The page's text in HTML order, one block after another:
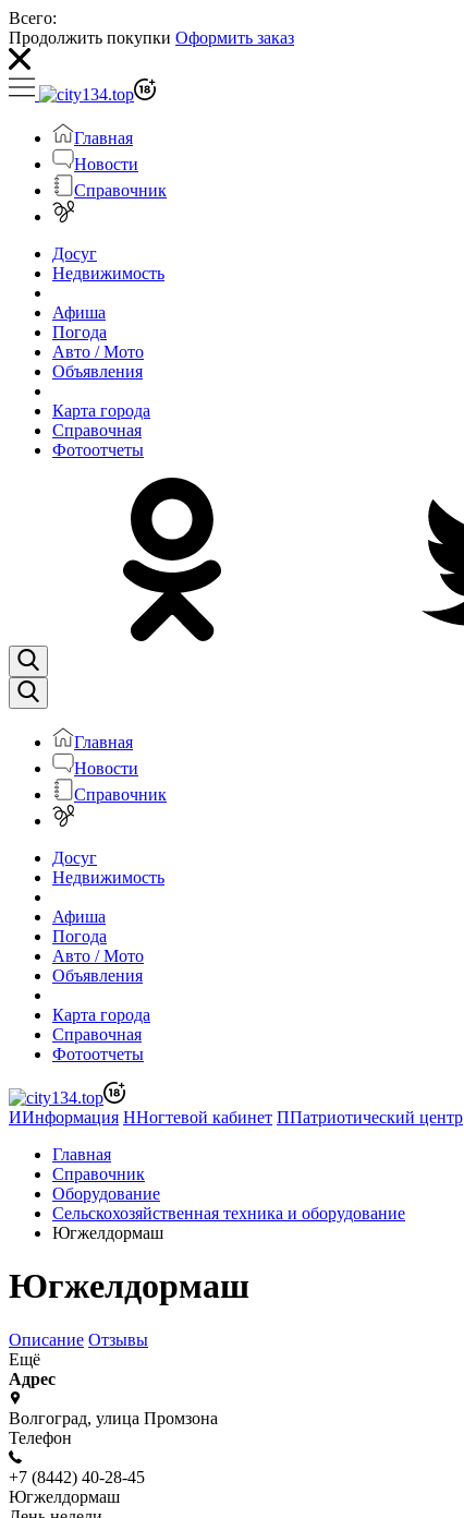
Всего:
Продолжить покупки Оформить заказ
Главная
Новости
Справочник
Досуг
Недвижимость
Афиша
Погода
Авто / Мото
Объявления
Карта города
Справочная
Фотоотчеты
Главная
Новости
Справочник
Досуг
Недвижимость
Афиша
Погода
Авто / Мото
Объявления
Карта города
Справочная
Фотоотчеты
ИИнформация ННогтевой кабинет ППатриотический центр
Главная
Справочник
Оборудование
Сельскохозяйственная техника и оборудование
Югжелдормаш
Югжелдормаш
Описание Отзывы
Ещё
Адрес
Волгоград, улица Промзона
Телефон
+7 (8442) 40-28-45
Югжелдормаш